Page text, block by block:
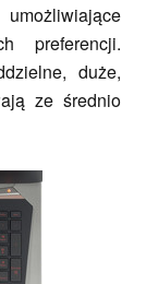
preferencji.
duże,
ze średnio